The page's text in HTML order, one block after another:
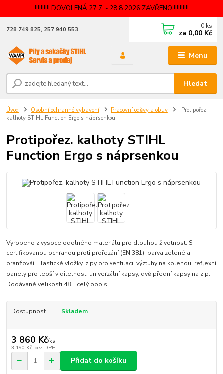
!!!!!!!!!! DOVOLENÁ 27.7. - 28.8.2026 ZAVŘENO !!!!!!!!!!
Menu
Hledat
728 749 825, 257 940 553 0 ks
za 0,00 Kč
Úvod Osobní ochranné vybavení Pracovní oděvy a obuv
Protipořez.
kalhoty STIHL Function Ergo s náprsenkou
Protipořez. kalhoty STIHL
Function Ergo s náprsenkou
Vyrobeno z vysoce odolného materiálu pro dlouhou životnost. S
certifikovanou ochranou proti prořezání (EN 381), barva zelené a
oranžováí, Elastické vložky, zipy pro ventilaci, výztuhy na kolenou, reflexní
panely pro lepší viditelnost, univerzální kapsy, dvě přední kapsy na zip.
Dodávané velikosti 48... celý popis
Dostupnost Skladem
3 860 Kč/ks
3 190 Kč bez DPH
Přidat do košíku